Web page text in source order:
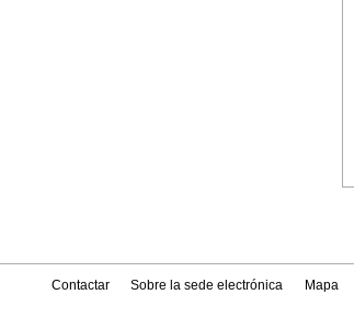
Contactar Sobre la sede electrónica Mapa